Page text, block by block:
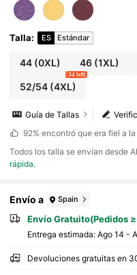
Talla: ES Estándar
44(0XL) 46 (1XL)
52/54(4XL)
34 left
Guía de Tallas
92% encontró que era fiel a
Todos los talla se envían desde
rápida.
Envío a Spain
Envío Gratuito(Pedidos
Entrega estimada: Ago 14 -
Devoluciones gratuitas en